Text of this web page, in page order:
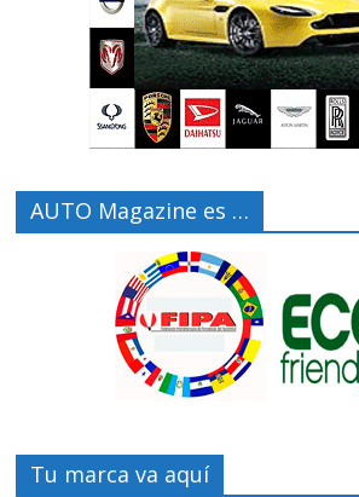
AUTO Magazine es …
Tu marca va aquí